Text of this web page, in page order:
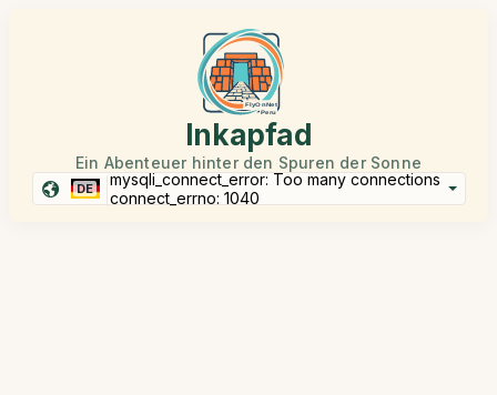
Inkapfad
Ein Abenteuer hinter den Spuren der Sonne
DE
mysqli_connect_error: Too many connections
connect_errno: 1040